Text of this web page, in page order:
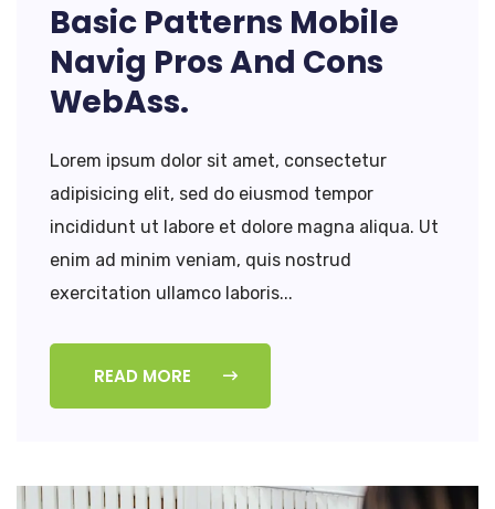
Basic Patterns Mobile
Navig Pros And Cons
WebAss.
Lorem ipsum dolor sit amet, consectetur
adipisicing elit, sed do eiusmod tempor
incididunt ut labore et dolore magna aliqua. Ut
enim ad minim veniam, quis nostrud
exercitation ullamco laboris...
READ MORE